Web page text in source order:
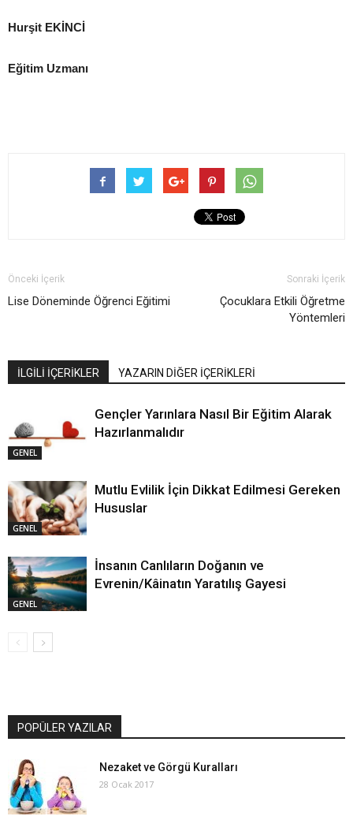
Hurşit EKİNCİ
Eğitim Uzmanı
Önceki İçerik
Lise Döneminde Öğrenci Eğitimi
Sonraki İçerik
Çocuklara Etkili Öğretme
Yöntemleri
İLGİLİ İÇERİKLER YAZARIN DİĞER İÇERİKLERİ
GENEL
Gençler Yarınlara Nasıl Bir Eğitim Alarak
Hazırlanmalıdır
GENEL
Mutlu Evlilik İçin Dikkat Edilmesi Gereken
Hususlar
GENEL
İnsanın Canlıların Doğanın ve
Evrenin/Kâinatın Yaratılış Gayesi
POPÜLER YAZILAR
Nezaket ve Görgü Kuralları
28 Ocak 2017